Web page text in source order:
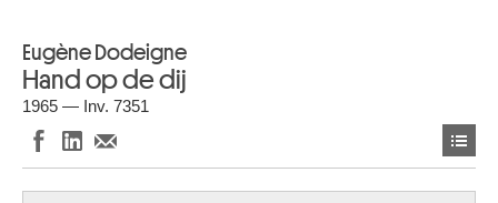
Eugène Dodeigne
Hand op de dij
1965 — Inv. 7351